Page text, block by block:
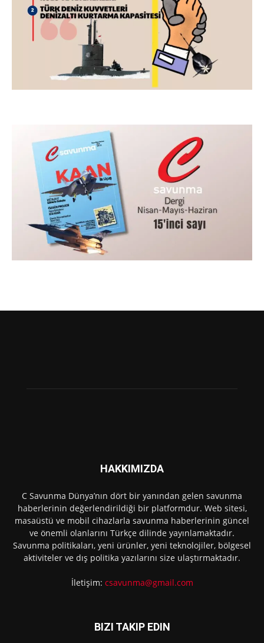
HAKKIMIZDA
C Savunma Dünya’nın dört bir yanından gelen savunma
haberlerinin değerlendirildiği bir platformdur. Web sitesi,
masaüstü ve mobil cihazlarla savunma haberlerinin güncel
ve önemli olanlarını Türkçe dilinde yayınlamaktadır.
Savunma politikaları, yeni ürünler, yeni teknolojiler, bölgesel
aktiviteler ve dış politika yazılarını size ulaştırmaktadır.
İletişim: csavunma@gmail.com
BIZI TAKIP EDIN